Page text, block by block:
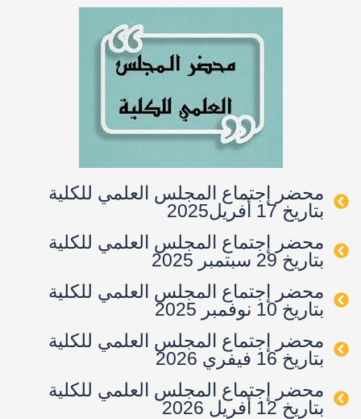
محضر إجتماع المجلس العلمي للكلية
بتاريخ 17 أفريل2025
محضر إجتماع المجلس العلمي للكلية
بتاريخ 29 سبتمبر 2025
محضر إجتماع المجلس العلمي للكلية
بتاريخ 10 نوفمبر 2025
محضر إجتماع المجلس العلمي للكلية
بتاريخ 16 فيفري 2026
محضر إجتماع المجلس العلمي للكلية
بتاريخ 12 أفريل 2026